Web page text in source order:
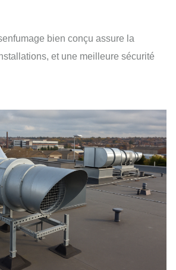
bien conçu assure la
et une meilleure sécurité